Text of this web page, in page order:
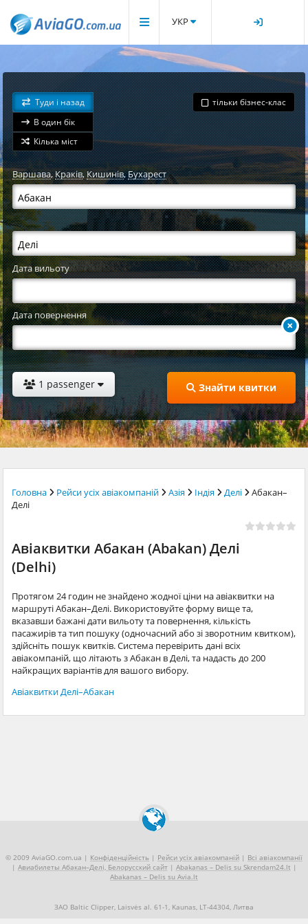
УКР
Туди і назад
В один бік
Кілька міст
тільки бізнес-клас
Варшава,Краків,Кишинів,Бухарест
Дата вильоту
Дата повернення
1 passenger Знайти квитки
Головна Рейси усіх авіакомпаній Азія Індія Делі
Абакан–
Делі
Авіаквитки Абакан (Abakan) Делі
(Delhi)
Протягом 24 годин не знайдено жодної ціни на авіаквитки на
маршруті Абакан–Делі. Використовуйте форму вище та,
вказавши бажані дати вильоту та повернення, кількість
пасажирів та тип пошуку (одночасний або зі зворотним квитком),
здійсніть пошук квитків. Система перевірить дані всіх
авіакомпаній, що літають з Абакан в Делі, та надасть до 200
найкращих варіантів для вашого вибору.
Авіаквитки Делі–Абакан
© 2009 AviaGO.com.ua | Конфіденційність | Рейси усіх авіакомпаній | Всі авіакомпанії
| Авиабилеты Абакан–Делі, Белорусский сайт| Abakanas – Delis su Skrendam24.lt |
Abakanas – Delis su Avia.lt
ЗАО Baltic Clipper, Laisvės al. 61-1, Kaunas, LT-44304, Литва